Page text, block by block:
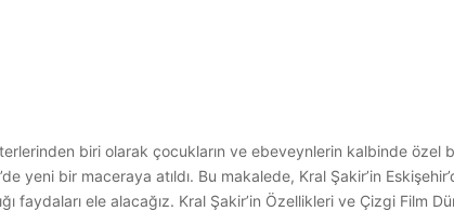
biri olarak çocukların ve ebeveynlerin kalbinde özel
bir maceraya atıldı. Bu makalede, Kral Şakir’in
faydaları ele alacağız. Kral Şakir’in Özellikleri ve Çizgi Film